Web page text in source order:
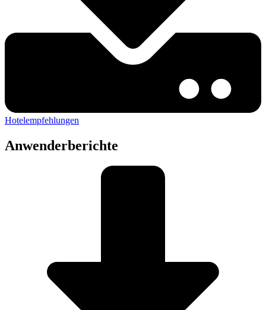
Hotelempfehlungen
Anwenderberichte